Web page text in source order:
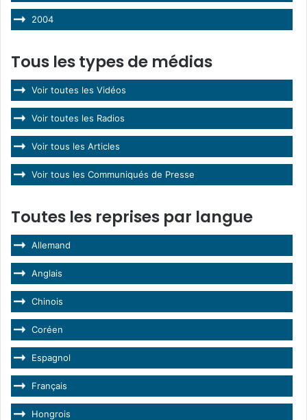
2004
Tous les types de médias
Voir toutes les Vidéos
Voir toutes les Radios
Voir tous les Articles
Voir tous les Communiqués de Presse
Toutes les reprises par langue
Allemand
Anglais
Chinois
Coréen
Espagnol
Français
Hongrois